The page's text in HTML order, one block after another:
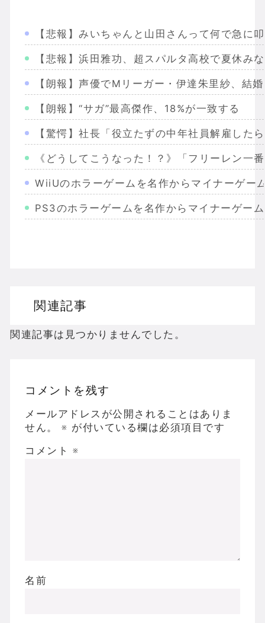
【悲報】みいちゃんと山田さんって何で急に
【悲報】浜田雅功、超スパルタ高校で夏休み
【朗報】声優でMリーガー・伊達朱里紗、結
【朗報】“サガ”最高傑作、18%が一致する
【驚愕】社長「役立たずの中年社員解雇した
《どうしてこうなった！？》「フリーレン
WiiUのホラーゲームを名作からマイナーゲー
PS3のホラーゲームを名作からマイナーゲー
ドラゴンクエスト３の思い出
【聖剣伝説3】リースとアンジェラってなん
Powered by livedoor 相互RSS
関連記事
関連記事は見つかりませんでした。
コメントを残す
メールアドレスが公開されることはありま
せん。
※ が付いている欄は必須項目です
コメント ※
名前